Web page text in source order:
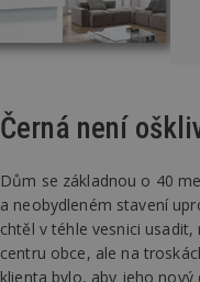
Černá není
Dům se základnou o 40
a neobydleném stavení
chtěl v téhle vesnici
centru obce, ale na
klienta bylo, aby jeho nový